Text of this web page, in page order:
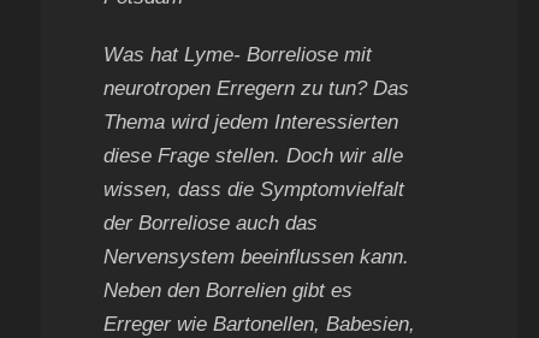
Was hat Lyme- Borreliose mit
neurotropen Erregern zu tun? Das
Thema wird jedem Interessierten
diese Frage stellen. Doch wir alle
wissen, dass die Symptomvielfalt
der Borreliose auch das
Nervensystem beeinflussen kann.
Neben den Borrelien gibt es
Erreger wie Bartonellen, Babesien,